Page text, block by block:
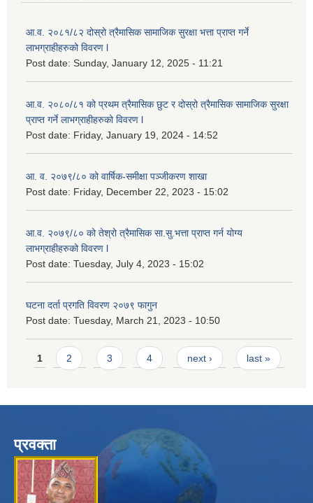
आ.व. २०८१/८२ दोस्रो त्रैमासिक सामाजिक सुरक्षा भत्ता प्राप्त गर्ने
लाभग्राहीहरुको विवरण l
Post date: Sunday, January 12, 2025 - 11:21
आ.व. २०८०/८१ को प्रथम त्रैमासिक छुट र दोस्रो त्रैमासिक सामाजिक सुरक्षा
प्राप्त गर्ने लाभग्राहीहरुको विवरण l
Post date: Friday, January 19, 2024 - 14:52
आ. व. २०७९/८० को वार्षिक-समीक्षा पञ्जीकरण शाखा
Post date: Friday, December 22, 2023 - 15:02
आ.व. २०७९/८० को तेश्रो त्रैमासिक सा.सु.भ‍त्ता प्राप्त गर्न योग्य
लाभग्राहीहरुको विवरण l
Post date: Tuesday, July 4, 2023 - 15:02
घटना दर्ता प्रगति विवरण २०७९ फागुन
Post date: Tuesday, March 21, 2023 - 10:50
Pages
1 2 3 4 next › last »
प्रवक्ता